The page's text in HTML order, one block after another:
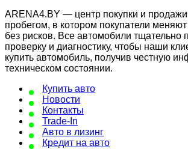
ARENA4.BY — центр покупки и
пробегом, в котором покупатели
без рисков. Все автомобили тщательно
проверку и диагностику, чтобы наши
купить автомобиль, получив честную
техническом состоянии.
Купить авто
Новости
Контакты
Trade-In
Авто в лизинг
Кредит на авто